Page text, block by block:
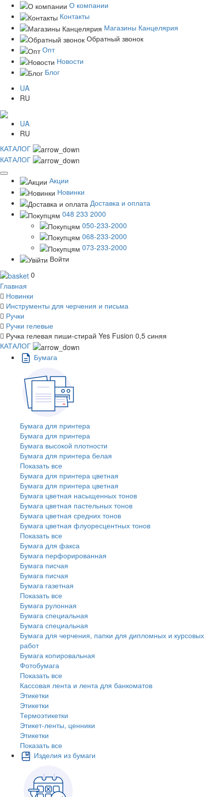
О компании
Контакты
Магазины Канцелярия
Обратный звонок
Опт
Новости
Блог
UA
RU
UA
RU
КАТАЛОГ
КАТАЛОГ
Акции
Новинки
Доставка и оплата
048 233 2000
050-233-2000
068-233-2000
073-233-2000
Войти
0
Главная
Новинки
Инструменты для черчения и письма
Ручки
Ручки гелевые
Ручка гелевая пиши-стирай Yes Fusion 0,5 синяя
КАТАЛОГ
Бумага
Бумага для принтера
Бумага для принтера
Бумага высокой плотности
Бумага для принтера белая
Показать все
Бумага для принтера цветная
Бумага для принтера цветная
Бумага цветная насыщенных тонов
Бумага цветная пастельных тонов
Бумага цветная средних тонов
Бумага цветная флуоресцентных тонов
Показать все
Бумага для факса
Бумага перфорированная
Бумага писчая
Бумага писчая
Бумага газетная
Показать все
Бумага рулонная
Бумага специальная
Бумага специальная
Бумага для черчения, папки для дипломных и курсовых
работ
Бумага копировальная
Фотобумага
Показать все
Кассовая лента и лента для банкоматов
Этикетки
Этикетки
Термоэтикетки
Этикет-ленты, ценники
Этикетки
Показать все
Изделия из бумаги